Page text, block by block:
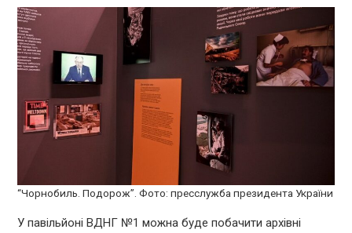
“Чорнобиль. Подорож”. Фото: пресслужба президента України
У павільйоні ВДНГ №1 можна буде побачити архівні